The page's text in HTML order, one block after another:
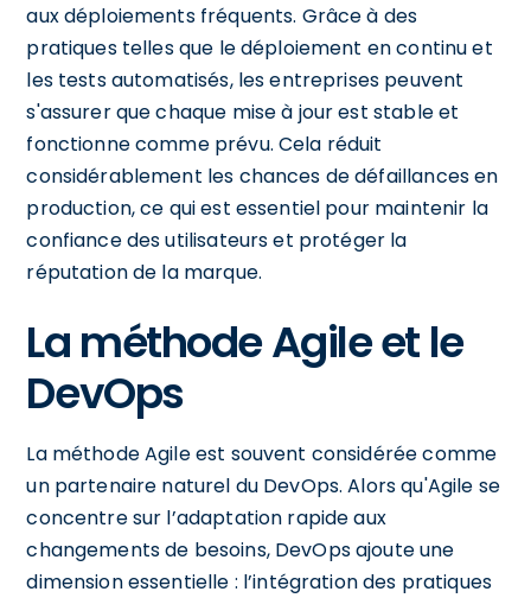
aux déploiements fréquents. Grâce à des
pratiques telles que le déploiement en continu et
les tests automatisés, les entreprises peuvent
s'assurer que chaque mise à jour est stable et
fonctionne comme prévu. Cela réduit
considérablement les chances de défaillances en
production, ce qui est essentiel pour maintenir la
confiance des utilisateurs et protéger la
réputation de la marque.
La méthode Agile et le
DevOps
La méthode Agile est souvent considérée comme
un partenaire naturel du DevOps. Alors qu'Agile se
concentre sur l’adaptation rapide aux
changements de besoins, DevOps ajoute une
dimension essentielle : l’intégration des pratiques